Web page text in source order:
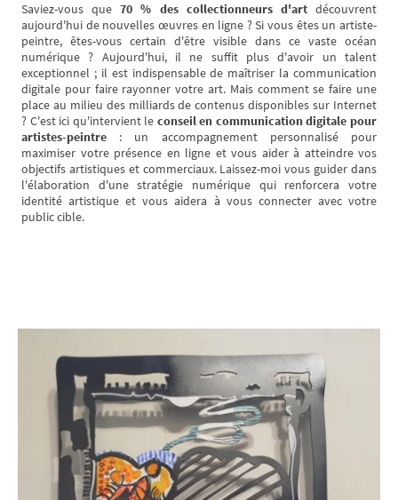
Saviez-vous que70 % des collectionneurs d'artdécouvrent
aujourd'hui de nouvelles œuvres en ligne ? Si vous êtes un artiste-
peintre, êtes-vous certain d'être visible dans ce vaste océan
numérique ? Aujourd'hui, il ne suffit plus d'avoir un talent
exceptionnel ; il est indispensable de maîtriser la communication
digitale pour faire rayonner votre art. Mais comment se faire une
place au milieu des milliards de contenus disponibles sur Internet
? C'est ici qu'intervient le conseil en communication digitale pour
artistes-peintre : un accompagnement personnalisé pour
maximiser votre présence en ligne et vous aider à atteindre vos
objectifs artistiques et commerciaux. Laissez-moi vous guider dans
l'élaboration d'une stratégie numérique qui renforcera votre
identité artistique et vous aidera à vous connecter avec votre
public cible.